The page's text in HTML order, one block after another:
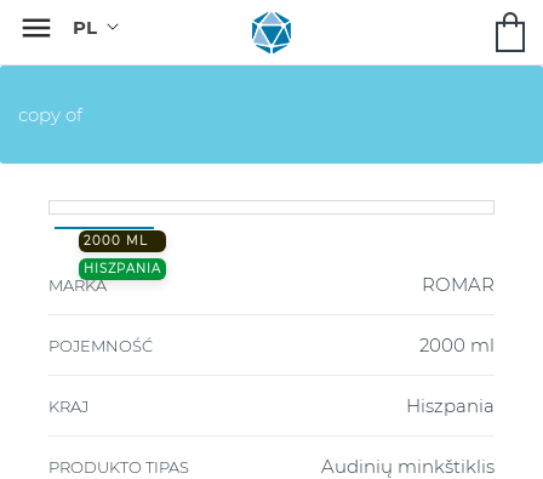

copy of
2000 ML
HISZPANIA
MARKA ROMAR
POJEMNOŚĆ 2000 ml
KRAJ Hiszpania
PRODUKTO TIPAS Audinių minkštiklis